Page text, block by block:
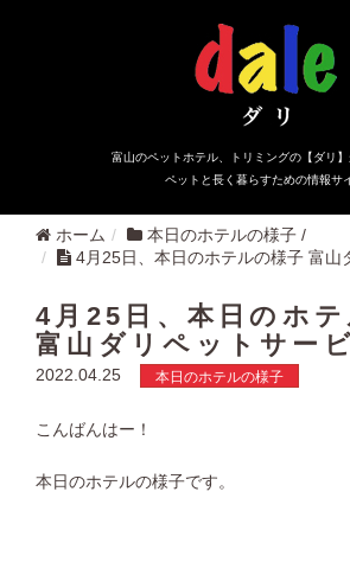
富山のペットホテル、トリミングの【ダリ
ペットと長く暮らすための情報サ
ホーム 本日のホテルの様子 /
4月25日、本日のホテルの様子 富山
4月25日、本日のホテ
富山ダリペットサー
2022.04.25 本日のホテルの様子
こんばんはー！
本日のホテルの様子です。